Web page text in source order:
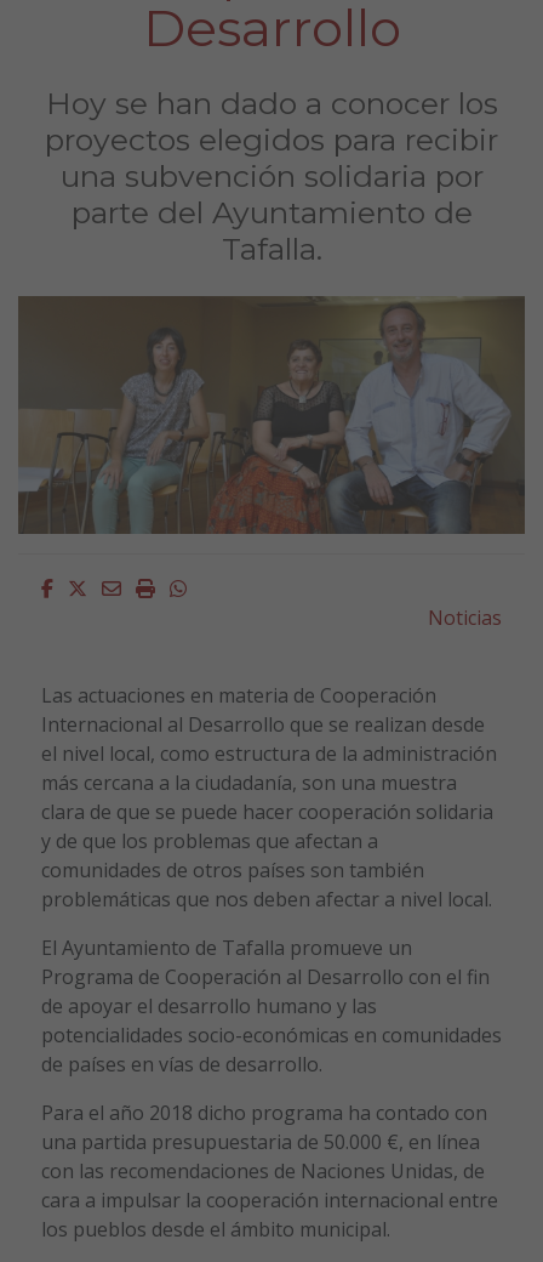
Desarrollo
Hoy se han dado a conocer los
proyectos elegidos para recibir
una subvención solidaria por
parte del Ayuntamiento de
Tafalla.
Facebook
Twitter
EmailImprimirWhatsapp
Noticias
Las actuaciones en materia de Cooperación
Internacional al Desarrollo que se realizan desde
el nivel local, como estructura de la administración
más cercana a la ciudadanía, son una muestra
clara de que se puede hacer cooperación solidaria
y de que los problemas que afectan a
comunidades de otros países son también
problemáticas que nos deben afectar a nivel local.
El Ayuntamiento de Tafalla promueve un
Programa de Cooperación al Desarrollo con el fin
de apoyar el desarrollo humano y las
potencialidades socio-económicas en comunidades
de países en vías de desarrollo.
Para el año 2018 dicho programa ha contado con
una partida presupuestaria de 50.000 €, en línea
con las recomendaciones de Naciones Unidas, de
cara a impulsar la cooperación internacional entre
los pueblos desde el ámbito municipal.